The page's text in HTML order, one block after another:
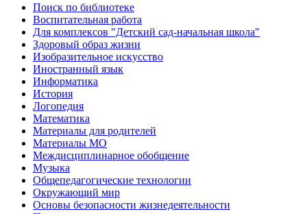
Поиск по библиотеке
Воспитательная работа
Для комплексов "Детский сад-начальная школа"
Здоровый образ жизни
Изобразительное искусство
Иностранный язык
Информатика
История
Логопедия
Математика
Материалы для родителей
Материалы МО
Междисциплинарное обобщение
Музыка
Общепедагогические технологии
Окружающий мир
Основы безопасности жизнедеятельности